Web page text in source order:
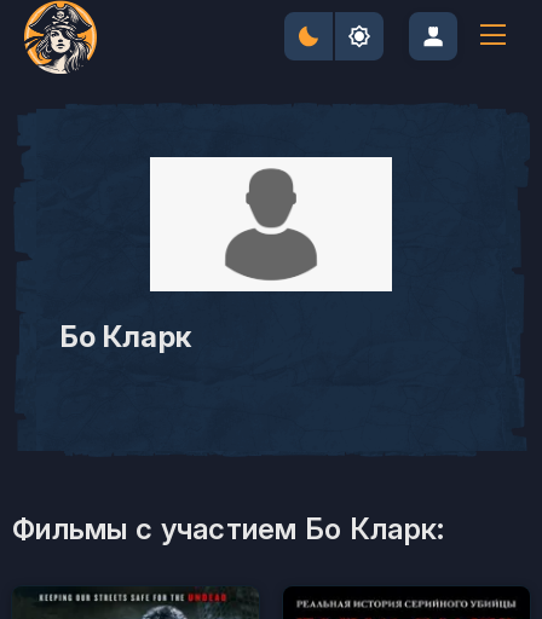
Бо Кларк
Фильмы с участием Бо Кларк: